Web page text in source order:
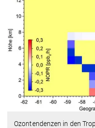
Ozontendenzen in den